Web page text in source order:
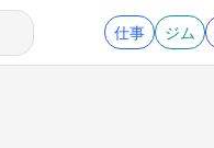
仕事 ジム